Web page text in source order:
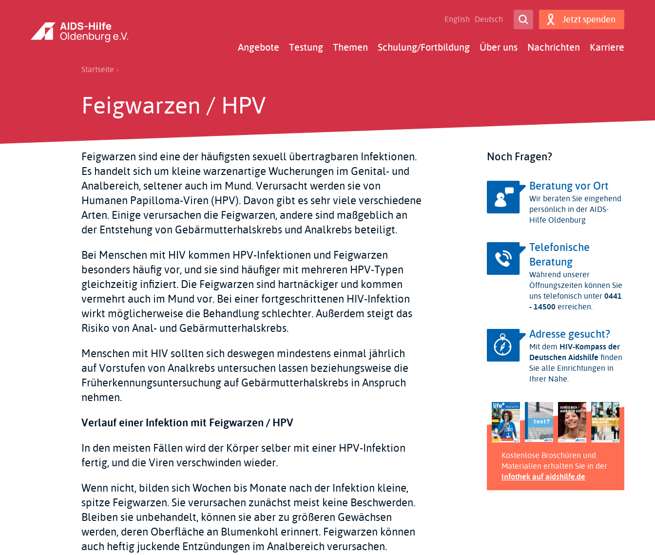
Main
Angebote Testung Themen Schulung/Fortbildung Über uns Nachrichten Karriere
English Deutsch Open SearchJetzt spenden
Pfadnavigation
Startseite
Feigwarzen / HPV
Feigwarzen sind eine der häufigsten sexuell übertragbaren Infektionen.
Es handelt sich um kleine warzenartige Wucherungen im Genital- und
Analbereich, seltener auch im Mund. Verursacht werden sie von
Humanen Papilloma-Viren (HPV). Davon gibt es sehr viele verschiedene
Arten. Einige verursachen die Feigwarzen, andere sind maßgeblich an
der Entstehung von Gebärmutterhalskrebs und Analkrebs beteiligt.
Bei Menschen mit HIV kommen HPV-Infektionen und Feigwarzen
besonders häufig vor, und sie sind häufiger mit mehreren HPV-Typen
gleichzeitig infiziert. Die Feigwarzen sind hartnäckiger und kommen
vermehrt auch im Mund vor. Bei einer fortgeschrittenen HIV-Infektion
wirkt möglicherweise die Behandlung schlechter. Außerdem steigt das
Risiko von Anal- und Gebärmutterhalskrebs.
Menschen mit HIV sollten sich deswegen mindestens einmal jährlich
auf Vorstufen von Analkrebs untersuchen lassen beziehungsweise die
Früherkennungsuntersuchung auf Gebärmutterhalskrebs in Anspruch
nehmen.
Verlauf einer Infektion mit Feigwarzen / HPV
In den meisten Fällen wird der Körper selber mit einer HPV-Infektion
fertig, und die Viren verschwinden wieder.
Wenn nicht, bilden sich Wochen bis Monate nach der Infektion kleine,
spitze Feigwarzen. Sie verursachen zunächst meist keine Beschwerden.
Bleiben sie unbehandelt, können sie aber zu größeren Gewächsen
werden, deren Oberfläche an Blumenkohl erinnert. Feigwarzen können
auch heftig juckende Entzündungen im Analbereich verursachen.
Noch Fragen?
Beratung vor Ort
Wir beraten Sie eingehend
persönlich in der AIDS-
Hilfe Oldenburg
Telefonische
Beratung
Während unserer
Öffnungszeiten können Sie
uns telefonisch unter0441
- 14500 erreichen.
Adresse gesucht?
Mit dem HIV-Kompass der
Deutschen Aidshilfe finden
Sie alle Einrichtungen in
Ihrer Nähe.
Kostenlose Broschüren und
Materialien erhalten Sie in der
Infothek auf aidshilfe.de